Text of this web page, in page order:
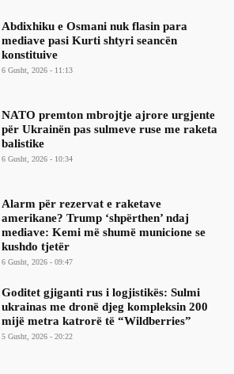
Abdixhiku e Osmani nuk flasin para
mediave pasi Kurti shtyri seancën
konstituive
6 Gusht, 2026 - 11:13
NATO premton mbrojtje ajrore urgjente
për Ukrainën pas sulmeve ruse me raketa
balistike
6 Gusht, 2026 - 10:34
Alarm për rezervat e raketave
amerikane? Trump ‘shpërthen’ ndaj
mediave: Kemi më shumë municione se
kushdo tjetër
6 Gusht, 2026 - 09:47
Goditet gjiganti rus i logjistikës: Sulmi
ukrainas me dronë djeg kompleksin 200
mijë metra katrorë të “Wildberries”
5 Gusht, 2026 - 20:22